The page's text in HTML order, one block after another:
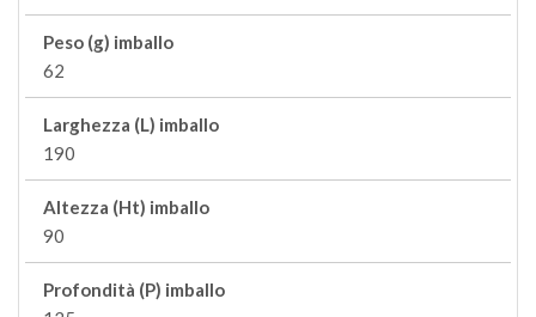
Peso (g) imballo
62
Larghezza (L) imballo
190
Altezza (Ht) imballo
90
Profondità (P) imballo